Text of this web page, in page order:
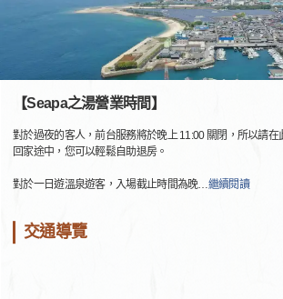
【Seapa之湯營業時間】
對於過夜的客人，前台服務將於晚上 11:00 關閉，所以請在
回家途中，您可以輕鬆自助退房。
對於一日遊溫泉遊客，入場截止時間為晚…繼續閱讀
交通導覽